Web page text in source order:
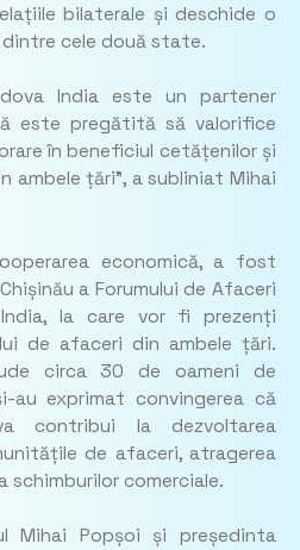
bilaterale și deschide o
cele două state.
India este un partener
este pregătită să valorifice
în beneficiul cetățenilor și
ambele țări”, a subliniat Mihai
economică, a fost
a Forumului de Afaceri
la care vor fi prezenți
de afaceri din ambele țări.
circa 30 de oameni de
au exprimat convingerea că
contribui la dezvoltarea
de afaceri, atragerea
comerciale.
Mihai Popșoi și președinta